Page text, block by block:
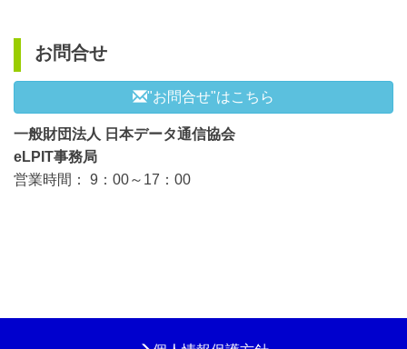
お問合せ
メールフォームによる
"お問合せ"はこちら
一般財団法人 日本データ通信協会
eLPIT事務局
営業時間： 9：00～17：00